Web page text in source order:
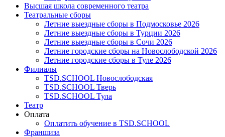
Высшая школа современного театра
Театральные сборы
Летние выездные сборы в Подмосковье 2026
Летние выездные сборы в Турции 2026
Летние выездные сборы в Сочи 2026
Летние городские сборы на Новослободской 2026
Летние городские сборы в Туле 2026
Филиалы
TSD.SCHOOL Новослободская
TSD.SCHOOL Тверь
TSD.SCHOOL Тула
Театр
Оплата
Оплатить обучение в TSD.SCHOOL
Франшиза